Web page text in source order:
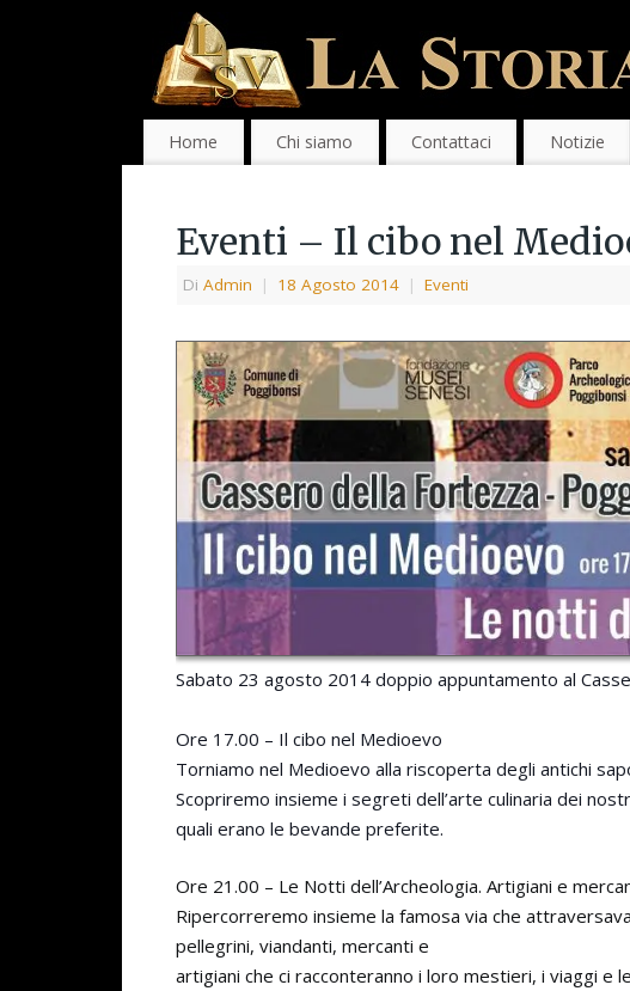
Home Chi siamo Contattaci Notizie
Eventi – Il cibo nel
Di Admin | 18 Agosto 2014 | Eventi
Sabato 23 agosto 2014 doppio appuntamento al
Ore 17.00 – Il cibo nel Medioevo
Torniamo nel Medioevo alla riscoperta degli antichi
Scopriremo insieme i segreti dell’arte culinaria dei
quali erano le bevande preferite.
Ore 21.00 – Le Notti dell’Archeologia. Artigiani e
Ripercorreremo insieme la famosa via che
pellegrini, viandanti, mercanti e
artigiani che ci racconteranno i loro mestieri, i viaggi e